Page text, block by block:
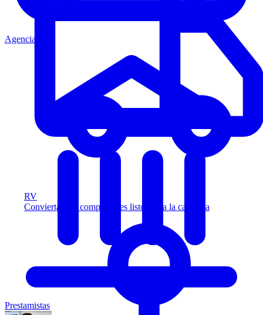
RV
Convierta más compradores listos para la carretera
Agencia
Prestamistas